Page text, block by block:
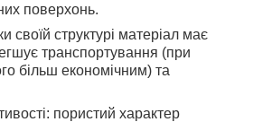
поверхонь.
своїй структурі матеріал має
транспортування (при
більш економічним) та
пористий характер